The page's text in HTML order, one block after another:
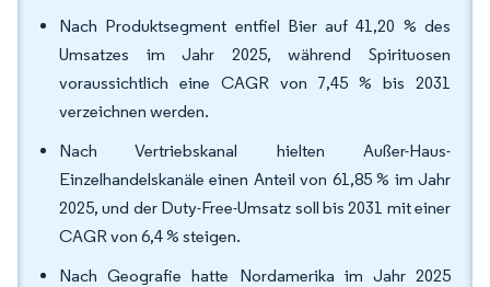
Nach Produktsegment entfiel Bier auf 41,20 % des
Umsatzes im Jahr 2025, während Spirituosen
voraussichtlich eine CAGR von 7,45 % bis 2031
verzeichnen werden.
Nach Vertriebskanal hielten Außer-Haus-
Einzelhandelskanäle einen Anteil von 61,85 % im Jahr
2025, und der Duty-Free-Umsatz soll bis 2031 mit einer
CAGR von 6,4 % steigen.
Nach Geografie hatte Nordamerika im Jahr 2025